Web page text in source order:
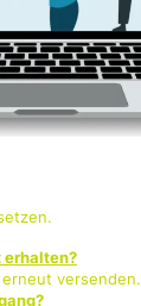
versenden.